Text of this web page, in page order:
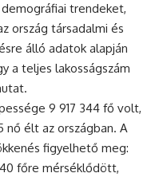
trendeket,
ország társadalmi és
álló adatok alapján
a teljes lakosságszám
9 917 344 fő volt,
nő élt az országban. A
figyelhető meg:
főre mérséklődött,